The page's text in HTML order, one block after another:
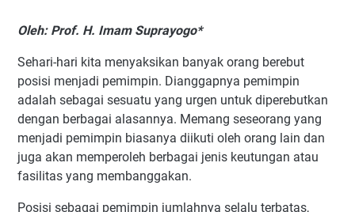
Oleh: Prof. H. Imam Suprayogo*
Sehari-hari kita menyaksikan banyak orang berebut
posisi menjadi pemimpin. Dianggapnya pemimpin
adalah sebagai sesuatu yang urgen untuk diperebutkan
dengan berbagai alasannya. Memang seseorang yang
menjadi pemimpin biasanya diikuti oleh orang lain dan
juga akan memperoleh berbagai jenis keutungan atau
fasilitas yang membanggakan.
Posisi sebagai pemimpin jumlahnya selalu terbatas,